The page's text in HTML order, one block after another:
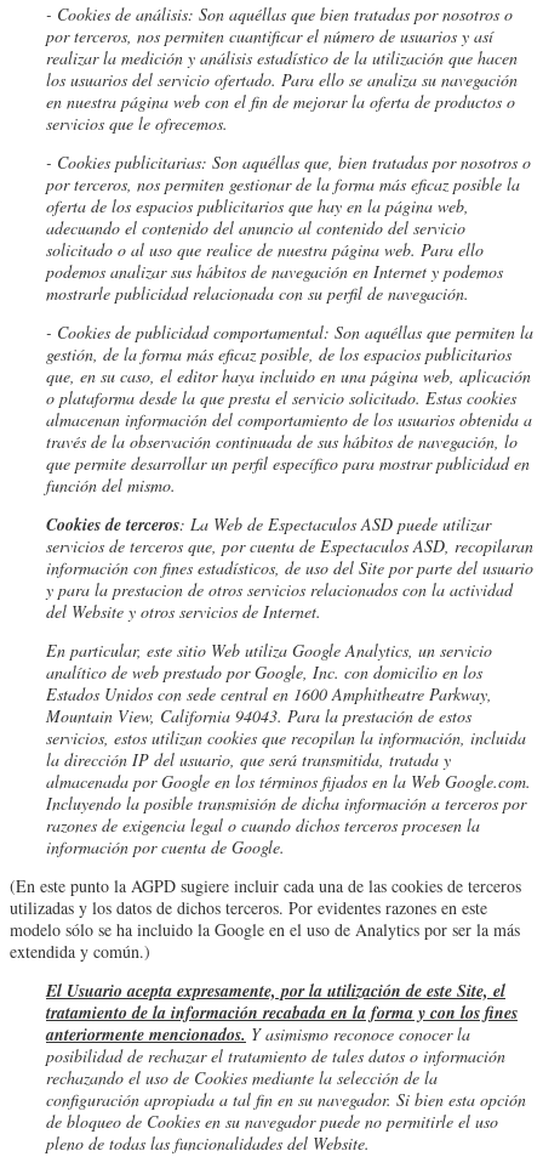
- Cookies de análisis: Son aquéllas que bien tratadas por nosotros o
por terceros, nos permiten cuantificar el número de usuarios y así
realizar la medición y análisis estadístico de la utilización que hacen
los usuarios del servicio ofertado. Para ello se analiza su navegación
en nuestra página web con el fin de mejorar la oferta de productos o
servicios que le ofrecemos.
- Cookies publicitarias: Son aquéllas que, bien tratadas por nosotros o
por terceros, nos permiten gestionar de la forma más eficaz posible la
oferta de los espacios publicitarios que hay en la página web,
adecuando el contenido del anuncio al contenido del servicio
solicitado o al uso que realice de nuestra página web. Para ello
podemos analizar sus hábitos de navegación en Internet y podemos
mostrarle publicidad relacionada con su perfil de navegación.
- Cookies de publicidad comportamental: Son aquéllas que permiten la
gestión, de la forma más eficaz posible, de los espacios publicitarios
que, en su caso, el editor haya incluido en una página web, aplicación
o plataforma desde la que presta el servicio solicitado. Estas cookies
almacenan información del comportamiento de los usuarios obtenida a
través de la observación continuada de sus hábitos de navegación, lo
que permite desarrollar un perfil específico para mostrar publicidad en
función del mismo.
Cookies de terceros: La Web de Espectaculos ASD puede utilizar
servicios de terceros que, por cuenta de Espectaculos ASD, recopilaran
información con fines estadísticos, de uso del Site por parte del usuario
y para la prestacion de otros servicios relacionados con la actividad
del Website y otros servicios de Internet.
En particular, este sitio Web utiliza Google Analytics, un servicio
analítico de web prestado por Google, Inc. con domicilio en los
Estados Unidos con sede central en 1600 Amphitheatre Parkway,
Mountain View, California 94043. Para la prestación de estos
servicios, estos utilizan cookies que recopilan la información, incluida
la dirección IP del usuario, que será transmitida, tratada y
almacenada por Google en los términos fijados en la Web Google.com.
Incluyendo la posible transmisión de dicha información a terceros por
razones de exigencia legal o cuando dichos terceros procesen la
información por cuenta de Google.
(En este punto la AGPD sugiere incluir cada una de las cookies de terceros
utilizadas y los datos de dichos terceros. Por evidentes razones en este
modelo sólo se ha incluido la Google en el uso de Analytics por ser la más
extendida y común.)
El Usuario acepta expresamente, por la utilización de este Site, el
tratamiento de la información recabada en la forma y con los fines
anteriormente mencionados. Y asimismo reconoce conocer la
posibilidad de rechazar el tratamiento de tales datos o información
rechazando el uso de Cookies mediante la selección de la
configuración apropiada a tal fin en su navegador. Si bien esta opción
de bloqueo de Cookies en su navegador puede no permitirle el uso
pleno de todas las funcionalidades del Website.